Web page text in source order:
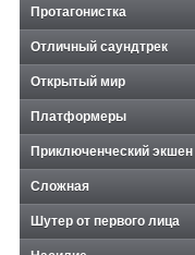
Протагонистка
Отличный саундтрек
Открытый мир
Платформеры
Приключенческий экшен
Сложная
Шутер от первого лица